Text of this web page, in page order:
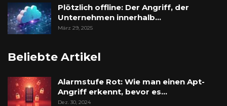
Plötzlich offline: Der Angriff, der
Unternehmen innerhalb…
März 29, 2025
Beliebte Artikel
Alarmstufe Rot: Wie man einen Apt-
Angriff erkennt, bevor es…
Dez. 30, 2024